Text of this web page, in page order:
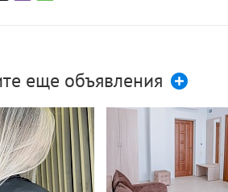
еще объявления